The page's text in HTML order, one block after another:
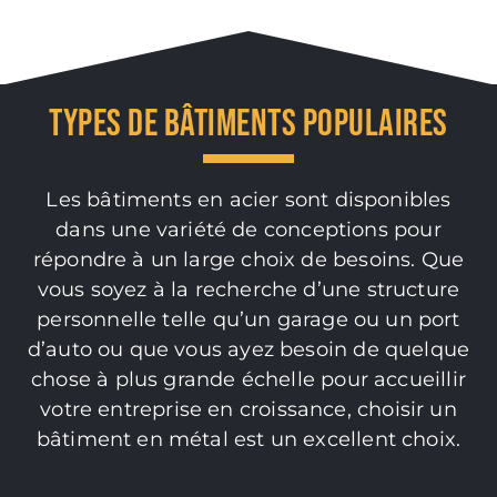
TYPES DE BÂTIMENTS POPULAIRES
Les bâtiments en acier sont disponibles
dans une variété de conceptions pour
répondre à un large choix de besoins. Que
vous soyez à la recherche d’une structure
personnelle telle qu’un garage ou un port
d’auto ou que vous ayez besoin de quelque
chose à plus grande échelle pour accueillir
votre entreprise en croissance, choisir un
bâtiment en métal est un excellent choix.